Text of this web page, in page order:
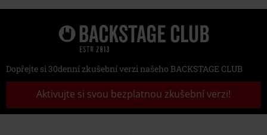
Dopřejte si 30denní zkušební verzi našeho BACKSTAGE CLUB
Aktivujte si svou bezplatnou zkušební verzi!